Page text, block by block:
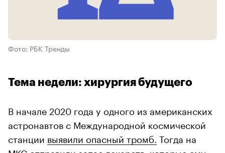
Фото: РБК Тренды
Тема недели: хирургия будущего
В начале 2020 года у одного из американских
астронавтов с Международной космической
станции выявили опасный тромб. Тогда на